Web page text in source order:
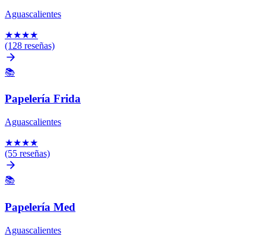
Aguascalientes
★★★★
(128 reseñas)
📚
Papelería Frida
Aguascalientes
★★★★
(55 reseñas)
📚
Papelería Med
Aguascalientes